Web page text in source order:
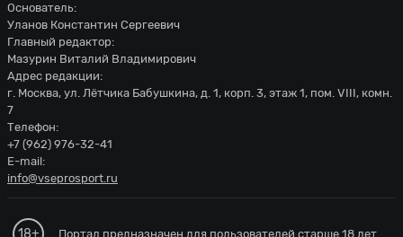
Основатель:
Уланов Константин Сергеевич
Главный редактор:
Мазурин Виталий Владимирович
Адрес редакции:
г. Москва, ул. Лётчика Бабушкина, д. 1, корп. 3, этаж 1, пом. VIII, комн.
7
Телефон:
+7 (962) 976-32-41
E-mail:
info@vseprosport.ru
Портал предназначен для пользователей старше 18 лет.